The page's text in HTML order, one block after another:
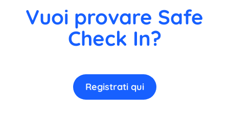
Vuoi provare Safe
Check In?
Registrati qui